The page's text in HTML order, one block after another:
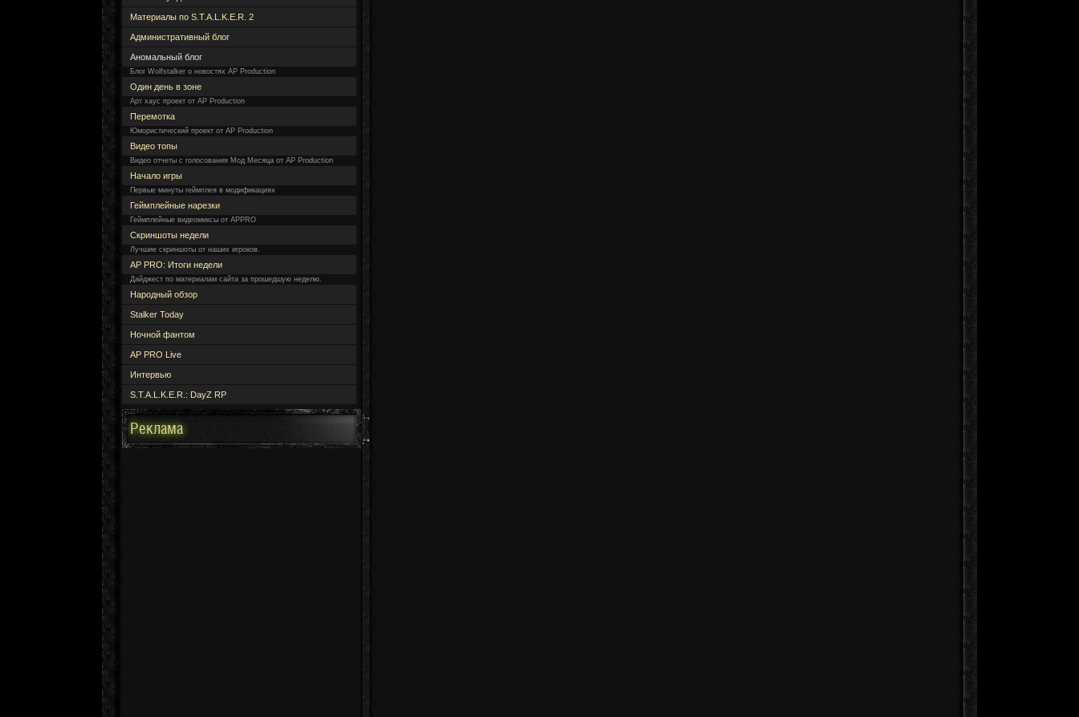
Материалы по S.T.A.L.K.E.R. 2
Административный блог
Аномальный блог
Блог Wolfstalker о новостях AP Production
Один день в зоне
Арт хаус проект от AP Production
Перемотка
Юмористический проект от AP Production
Видео топы
Видео отчеты с голосования Мод Месяца от AP Production
Начало игры
Первые минуты геймплея в модификациях
Геймплейные нарезки
Геймплейные видеомиксы от APPRO
Скриншоты недели
Лучшие скриншоты от наших игроков.
AP PRO: Итоги недели
Дайджест по материалам сайта за прошедшую неделю.
Народный обзор
Stalker Today
Ночной фантом
AP PRO Live
Интервью
S.T.A.L.K.E.R.: DayZ RP
Реклама